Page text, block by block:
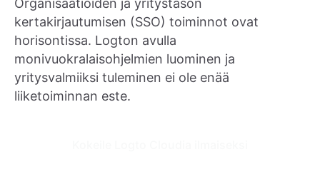
Organisaatioiden ja yritystason
kertakirjautumisen (SSO) toiminnot ovat
horisontissa. Logton avulla
monivuokralaisohjelmien luominen ja
yritysvalmiiksi tuleminen ei ole enää
liiketoiminnan este.